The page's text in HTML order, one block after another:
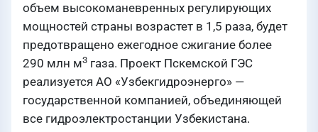
объем высокоманевренных регулирующих
мощностей страны возрастет в 1,5 раза, будет
предотвращено ежегодное сжигание более
290 млн м3 газа. Проект Пскемской ГЭС
реализуется АО «Узбекгидроэнерго» —
государственной компанией, объединяющей
все гидроэлектростанции Узбекистана.